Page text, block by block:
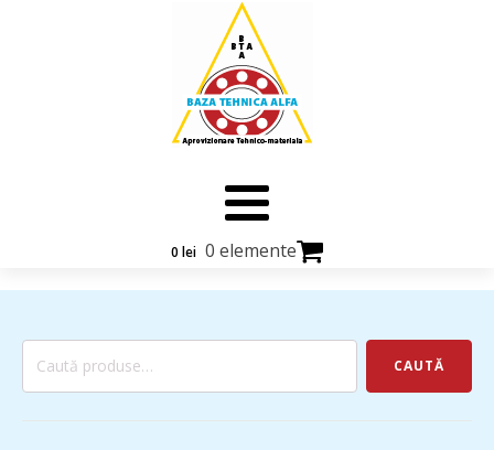
0 lei 0 elemente
Caută
CAUTĂ